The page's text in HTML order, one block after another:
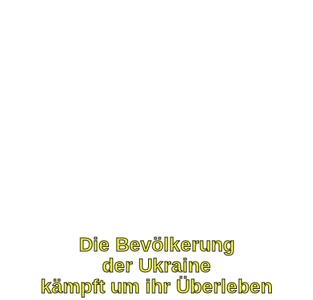
Die Bevölkerung
der Ukraine
kämpft um ihr Überleben